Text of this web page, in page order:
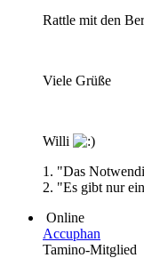
Rattle mit den
Viele Grüße
Willi
1. "Das
2. "Es gibt nur
Online
Accuphan
Tamino-Mitglied